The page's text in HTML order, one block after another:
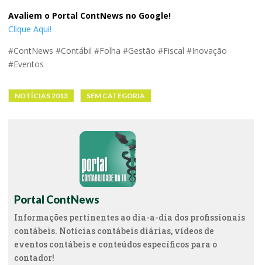
Avaliem o Portal ContNews no Google!
Clique Aqui!
#ContNews #Contábil #Folha #Gestão #Fiscal #Inovação
#Eventos
NOTÍCIAS 2013 SEM CATEGORIA
Portal ContNews
Informações pertinentes ao dia-a-dia dos profissionais
contábeis. Notícias contábeis diárias, vídeos de
eventos contábeis e conteúdos específicos para o
contador!